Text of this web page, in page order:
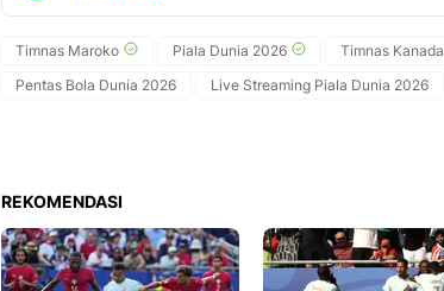
Timnas Maroko Piala Dunia 2026 Timnas Kanada
Pentas Bola Dunia 2026
Live Streaming Piala Dunia 2026
REKOMENDASI